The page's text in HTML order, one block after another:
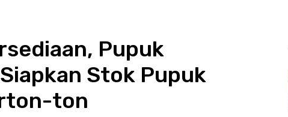
Pupuk
Stok Pupuk
ton